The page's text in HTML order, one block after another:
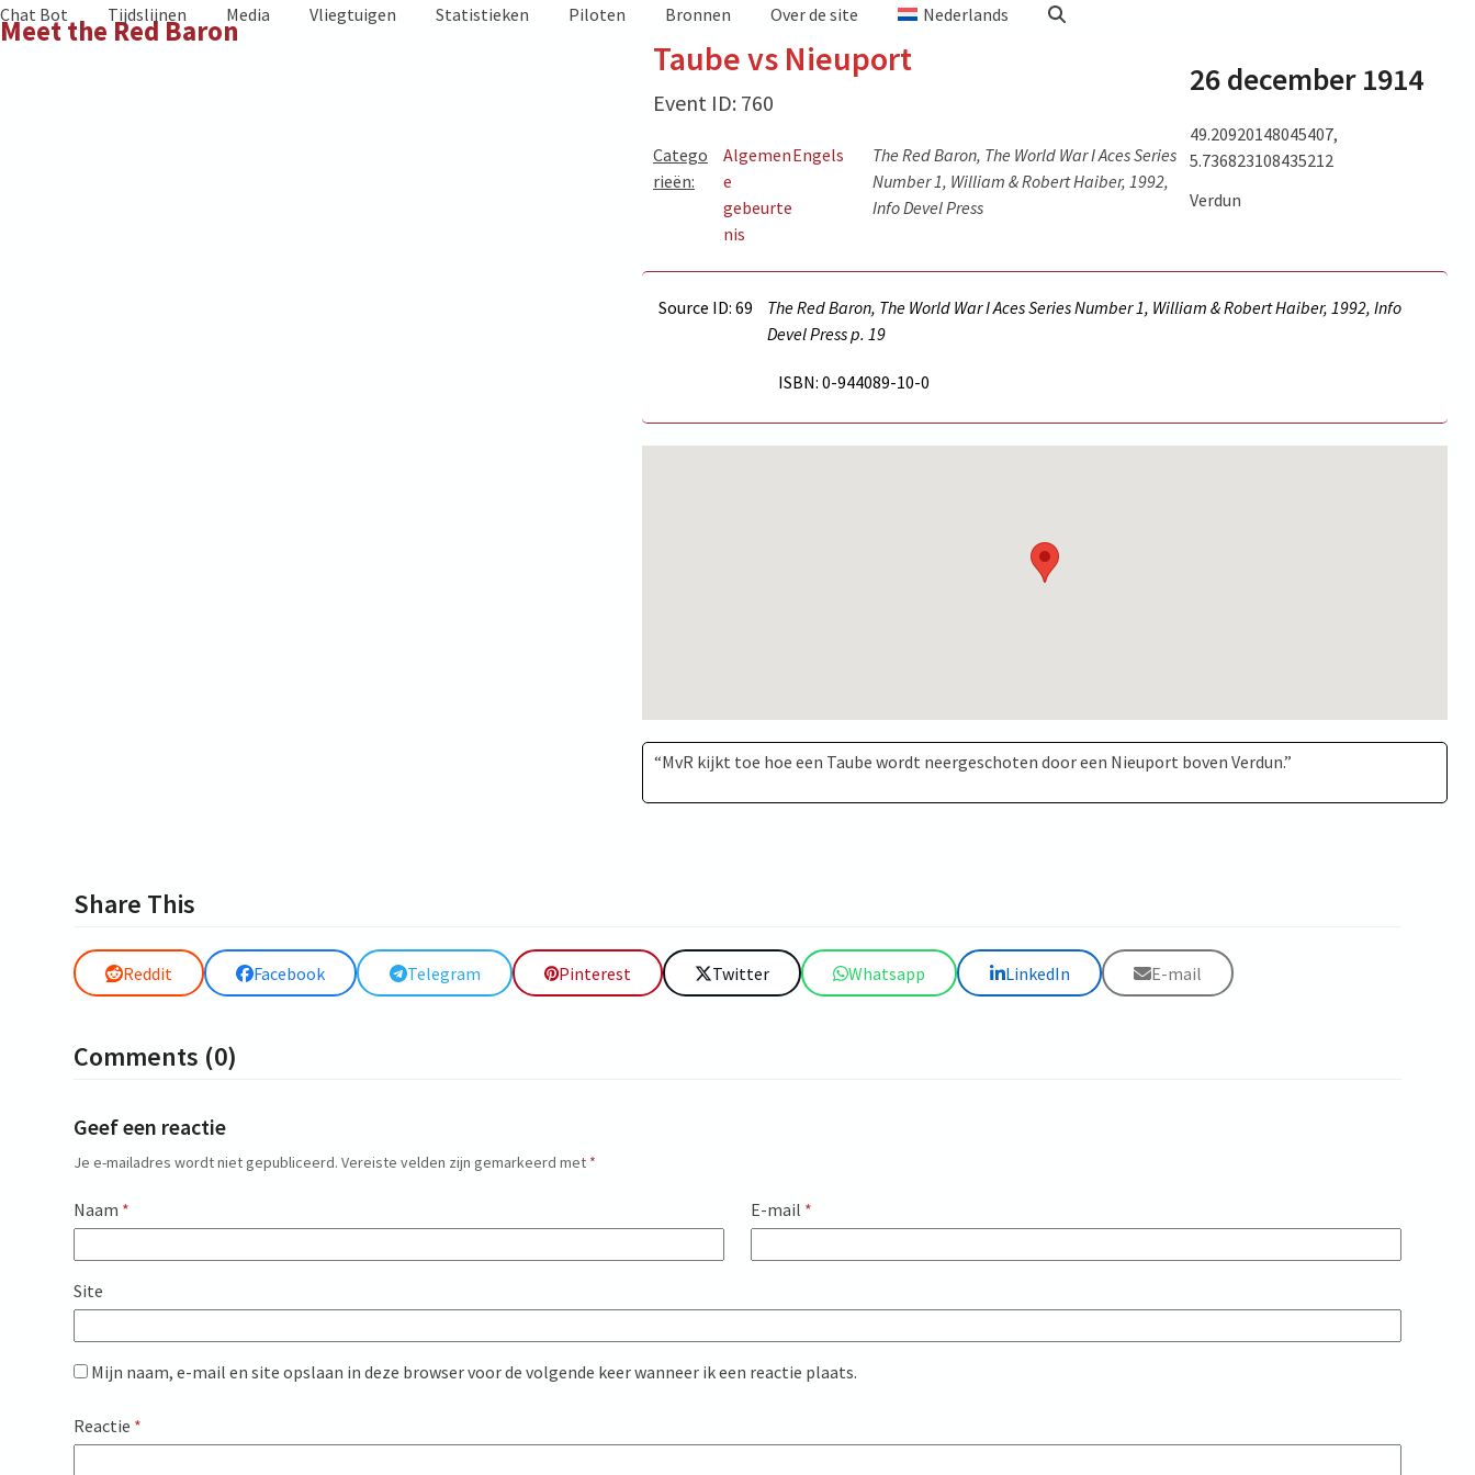
Skip
to
Meet the Red Baron
Chat Bot Tijdslijnen Media Vliegtuigen Statistieken Piloten Bronnen Over de site Nederlands
Taube vs Nieuport
Event ID: 760
Catego
rieën:
Algemen
e
gebeurte
nis
Engels
The Red Baron, The World War I Aces Series
Number 1, William & Robert Haiber, 1992,
Info Devel Press
26 december 1914
49.20920148045407,
5.736823108435212
Verdun
Source ID: 69
The Red Baron, The World War I Aces Series Number 1, William & Robert Haiber, 1992, Info
Devel Press p. 19
ISBN: 0-944089-10-0
“MvR kijkt toe hoe een Taube wordt neergeschoten door een Nieuport boven Verdun.”
Share This
Reddit Facebook Telegram Pinterest Twitter Whatsapp LinkedIn E-mail
Comments (0)
Geef een reactie
Je e-mailadres wordt niet gepubliceerd. Vereiste velden zijn gemarkeerd met *
Naam * E-mail *
Site
Mijn naam, e-mail en site opslaan in deze browser voor de volgende keer wanneer ik een reactie plaats.
Reactie *